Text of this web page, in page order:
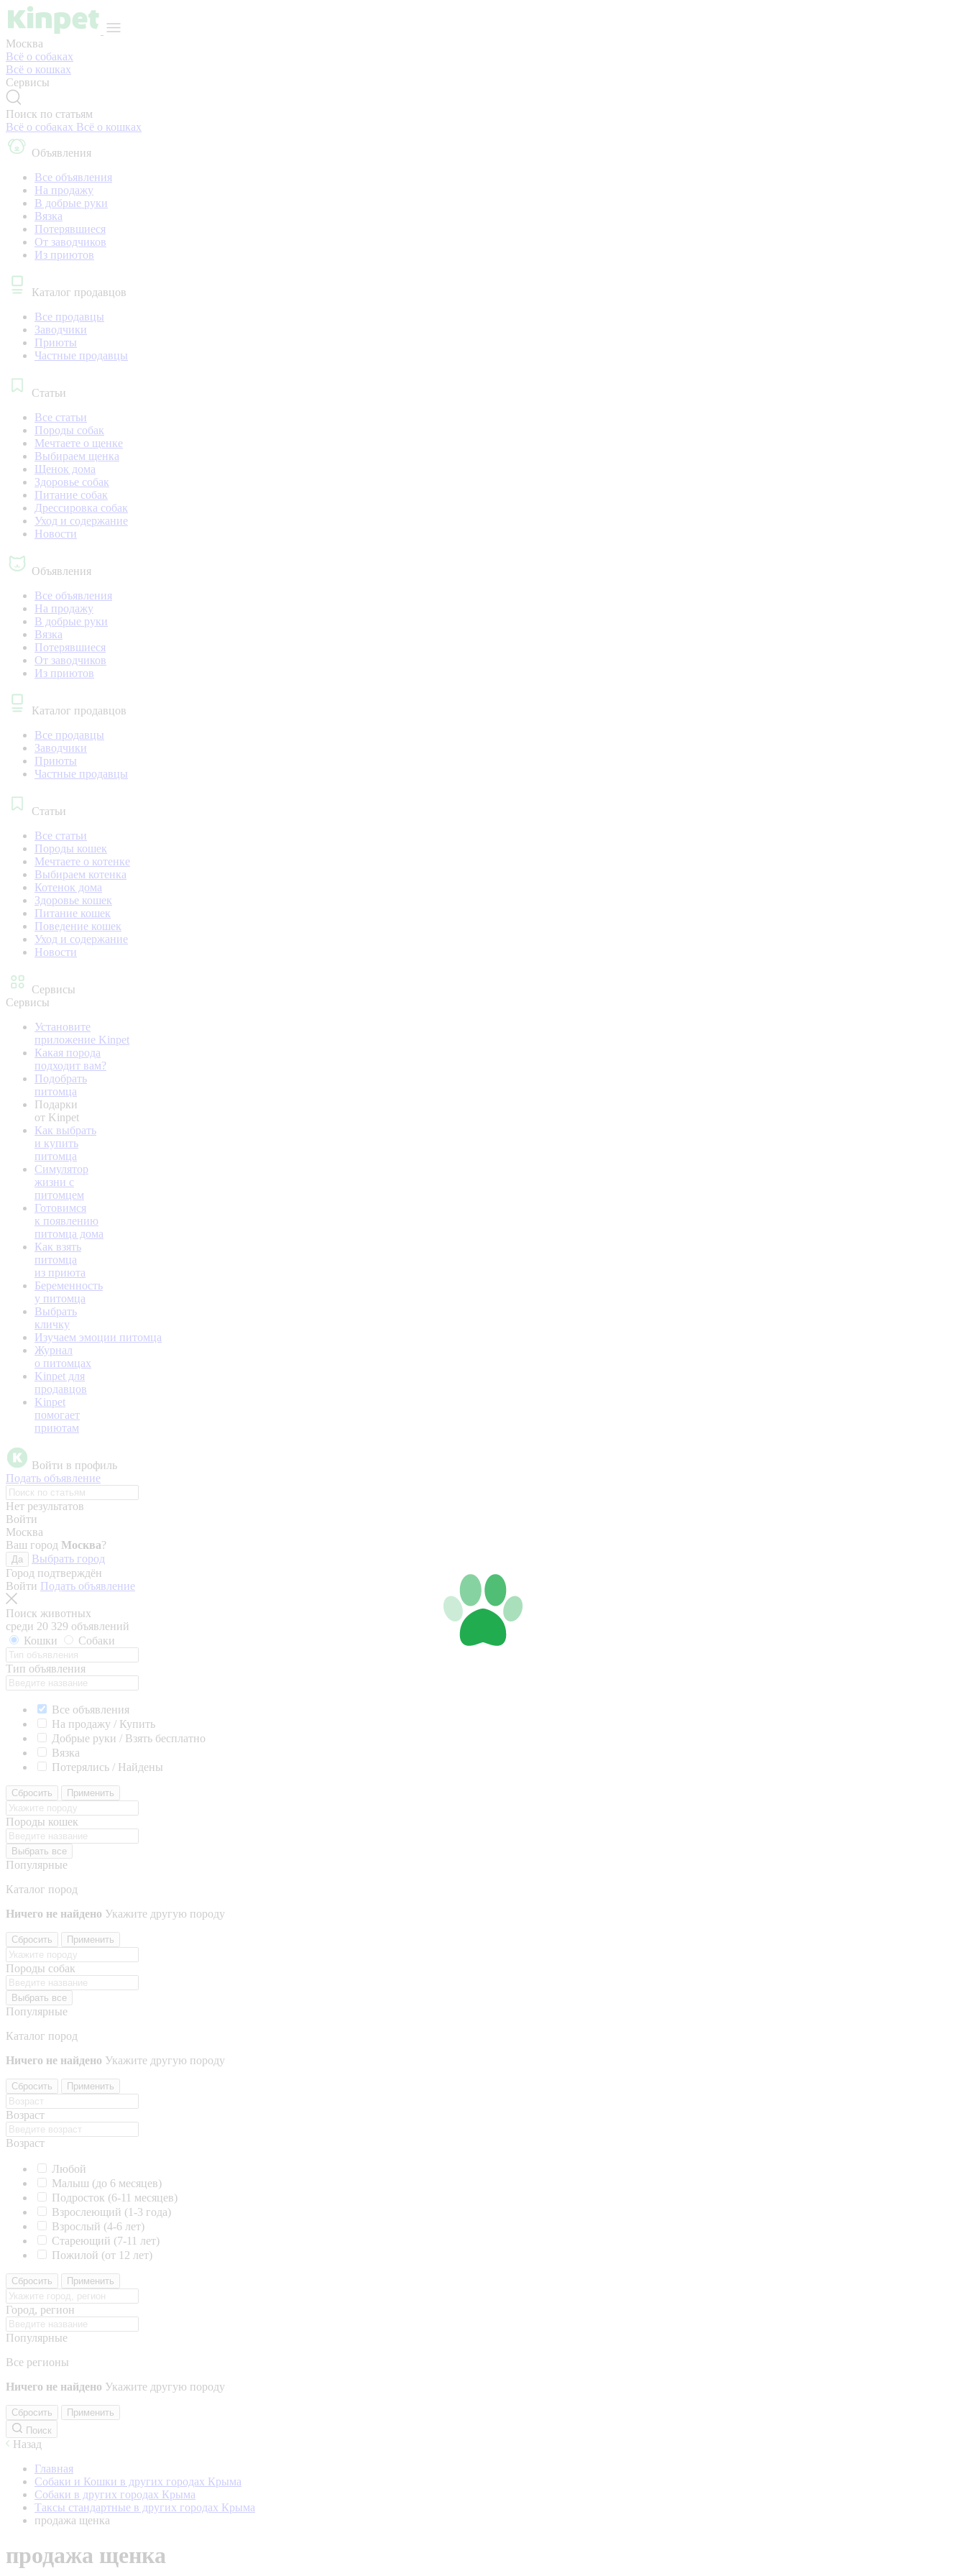
Москва
Всё о собаках
Всё о кошках
Сервисы
Поиск по статьям
Всё о собаках Всё о кошках
Объявления
Все объявления
На продажу
В добрые руки
Вязка
Потерявшиеся
От заводчиков
Из приютов
Каталог продавцов
Все продавцы
Заводчики
Приюты
Частные продавцы
Статьи
Все статьи
Породы собак
Мечтаете о щенке
Выбираем щенка
Щенок дома
Здоровье собак
Питание собак
Дрессировка собак
Уход и содержание
Новости
Объявления
Все объявления
На продажу
В добрые руки
Вязка
Потерявшиеся
От заводчиков
Из приютов
Каталог продавцов
Все продавцы
Заводчики
Приюты
Частные продавцы
Статьи
Все статьи
Породы кошек
Мечтаете о котенке
Выбираем котенка
Котенок дома
Здоровье кошек
Питание кошек
Поведение кошек
Уход и содержание
Новости
Сервисы
Сервисы
Установите
приложение Kinpet
Какая порода
подходит вам?
Подобрать
питомца
Подарки
от Kinpet
Как выбрать
и купить
питомца
Симулятор
жизни с
питомцем
Готовимся
к появлению
питомца дома
Как взять
питомца
из приюта
Беременность
у питомца
Выбрать
кличку
Изучаем эмоции питомца
Журнал
о питомцах
Kinpet для
продавцов
Kinpet
помогает
приютам
Войти в профиль
Подать объявление
Нет результатов
Войти
Москва
Ваш город Москва?
Да
Выбрать город
Город подтверждён
Войти Подать объявление
Поиск животных
среди 20 329 объявлений
Кошки
Собаки
Тип объявления
Все объявления
На продажу / Купить
Добрые руки / Взять бесплатно
Вязка
Потерялись / Найдены
Сбросить Применить
Породы кошек
Выбрать все
Популярные
Каталог пород
Ничего не найдено Укажите другую породу
Сбросить Применить
Породы собак
Выбрать все
Популярные
Каталог пород
Ничего не найдено Укажите другую породу
Сбросить Применить
Возраст
Возраст
Любой
Малыш (до 6 месяцев)
Подросток (6-11 месяцев)
Взрослеющий (1-3 года)
Взрослый (4-6 лет)
Стареющий (7-11 лет)
Пожилой (от 12 лет)
Сбросить Применить
Город, регион
Популярные
Все регионы
Ничего не найдено Укажите другую породу
Сбросить
Применить
Поиск
Назад
Главная
Собаки и Кошки в других городах Крыма
Собаки в других городах Крыма
Таксы стандартные в других городах Крыма
продажа щенка
продажа щенка